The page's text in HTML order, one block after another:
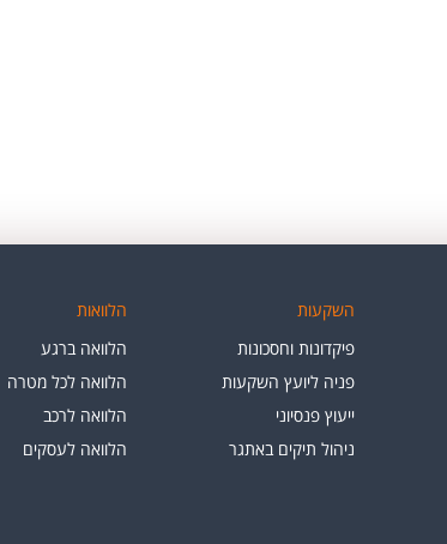
השקעות
פיקדונות וחסכונות
פניה ליועץ השקעות
ייעוץ פנסיוני
ניהול תיקים באתגר
הלוואות
הלוואה ברגע
הלוואה לכל מטרה
הלוואה לרכב
הלוואה לעסקים